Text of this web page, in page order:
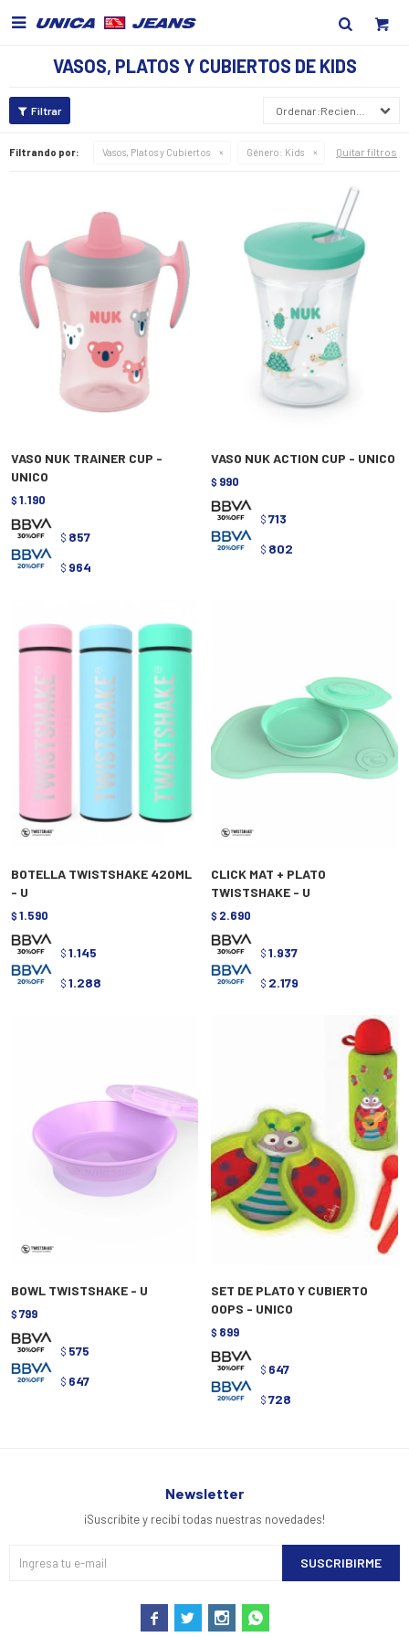

VASOS, PLATOS Y CUBIERTOS DE KIDS
Recientes
Filtrando por: Vasos, Platos y Cubiertos Género: Kids Quitar filtros
VASO NUK TRAINER CUP -
UNICO
$ 1.190
$ 857
$ 964
VASO NUK ACTION CUP - UNICO
$ 990
$ 713
$ 802
BOTELLA TWISTSHAKE 420ML
- U
$ 1.590
$ 1.145
$ 1.288
CLICK MAT + PLATO
TWISTSHAKE - U
$ 2.690
$ 1.937
$ 2.179
BOWL TWISTSHAKE - U
$ 799
$ 575
$ 647
SET DE PLATO Y CUBIERTO
OOPS - UNICO
$ 899
$ 647
$ 728
Newsletter
¡Suscribite y recibí todas nuestras novedades!
SUSCRIBIRME
   